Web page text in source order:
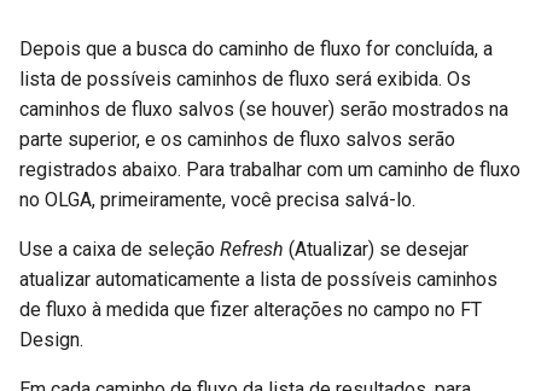
Depois que a busca do caminho de fluxo for concluída, a
lista de possíveis caminhos de fluxo será exibida. Os
caminhos de fluxo salvos (se houver) serão mostrados na
parte superior, e os caminhos de fluxo salvos serão
registrados abaixo. Para trabalhar com um caminho de fluxo
no OLGA, primeiramente, você precisa salvá-lo.
Use a caixa de seleção Refresh (Atualizar) se desejar
atualizar automaticamente a lista de possíveis caminhos
de fluxo à medida que fizer alterações no campo no FT
Design.